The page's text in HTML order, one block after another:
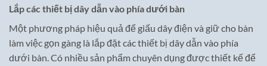
Lắp các thiết bị dây dẫn vào phía dưới bàn
Một phương pháp hiệu quả để giấu dây điện và giữ cho bàn
làm việc gọn gàng là lắp đặt các thiết bị dây dẫn vào phía
dưới bàn. Có nhiều sản phẩm chuyên dụng được thiết kế để